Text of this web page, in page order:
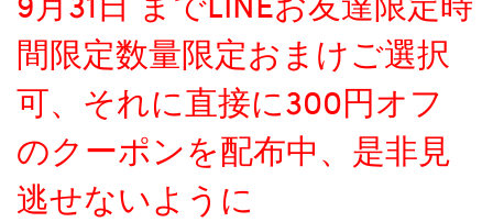
間限定数量限定おまけご選択
可、それに直接に300円オフ
のクーポンを配布中、是非見
逃せないように